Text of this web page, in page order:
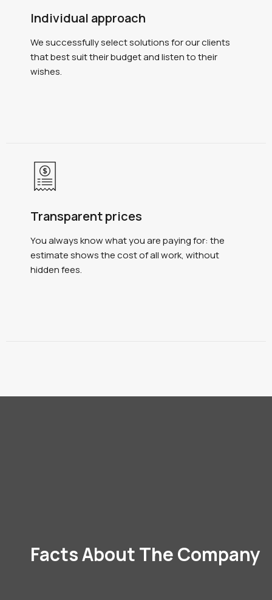
Individual approach
We successfully select solutions for our clients
that best suit their budget and listen to their
wishes.
Transparent prices
You always know what you are paying for: the
estimate shows the cost of all work, without
hidden fees.
Facts About The Company